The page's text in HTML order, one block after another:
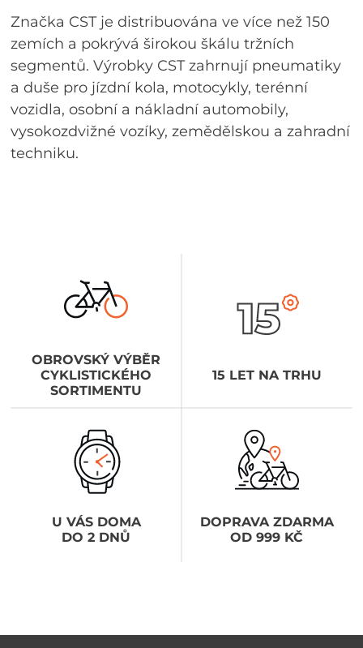
Značka CST je distribuována ve více než 150
zemích a pokrývá širokou škálu tržních
segmentů. Výrobky CST zahrnují pneumatiky
a duše pro jízdní kola, motocykly, terénní
vozidla, osobní a nákladní automobily,
vysokozdvižné vozíky, zemědělskou a zahradní
techniku.
OBROVSKÝ VÝBĚR
CYKLISTICKÉHO
SORTIMENTU
15 LET NA TRHU
U VÁS DOMA
DO 2 DNŮ
DOPRAVA ZDARMA
OD 999 KČ